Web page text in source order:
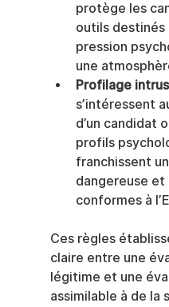
protège les
outils destinés
pression
une
Profilage
s’intéressent
d’un candidat
profils
franchissent
dangereuse et
conformes à
Ces règles
claire entre une
légitime et une
assimilable à de la